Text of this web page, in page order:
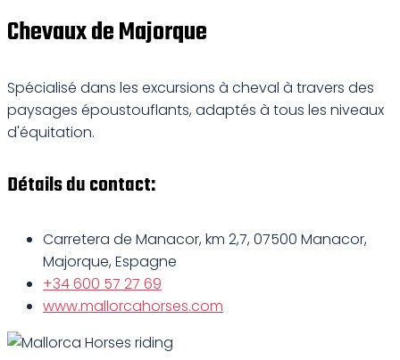
Chevaux de Majorque
Spécialisé dans les excursions à cheval à travers des
paysages époustouflants, adaptés à tous les niveaux
d'équitation.
Détails du contact:
Carretera de Manacor, km 2,7, 07500 Manacor,
Majorque, Espagne
+34 600 57 27 69
www.mallorcahorses.com